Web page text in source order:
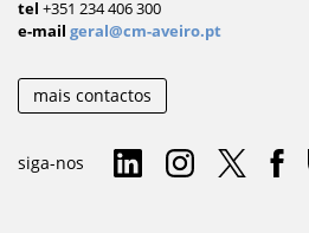
tel +351 234 406 300
e-mail geral@cm-aveiro.pt
mais contactos
siga-nos